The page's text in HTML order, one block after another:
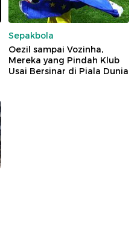
Sepakbola
Oezil sampai Vozinha,
Mereka yang Pindah Klub
Usai Bersinar di Piala Dunia